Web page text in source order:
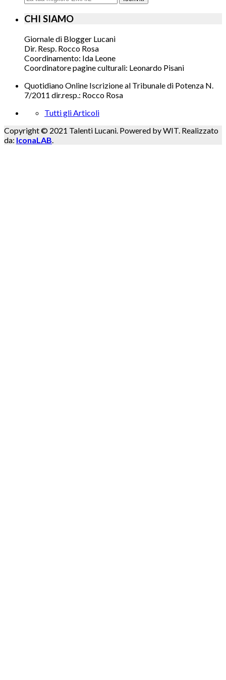
CHI SIAMO
Giornale di Blogger Lucani
Dir. Resp. Rocco Rosa
Coordinamento: Ida Leone
Coordinatore pagine culturali: Leonardo Pisani
Quotidiano Online Iscrizione al Tribunale di Potenza N.
7/2011 dir.resp.: Rocco Rosa
Tutti gli Articoli
Copyright © 2021 Talenti Lucani. Powered by WIT. Realizzato
da: IconaLAB.